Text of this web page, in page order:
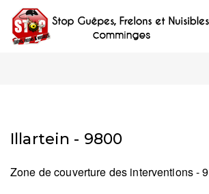
Illartein - 9800
Zone de couverture des interventions - 9